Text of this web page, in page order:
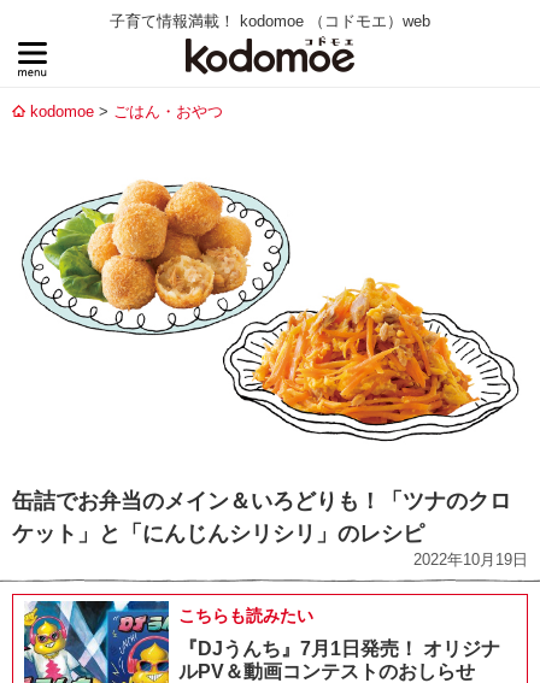
子育て情報満載！ kodomoe （コドモエ）web
kodomoe ごはん・おやつ
缶詰でお弁当のメイン＆いろどりも！「ツナのクロ
ケット」と「にんじんシリシリ」のレシピ
2022年10月19日
こちらも読みたい
『DJうんち』7月1日発売！ オリジナ
ルPV＆動画コンテストのおしらせ